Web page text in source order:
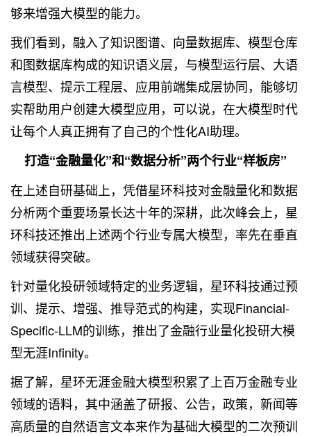
够来增强大模型的能力。
我们看到，融入了知识图谱、向量数据库、模型仓库
和图数据库构成的知识语义层，与模型运行层、大语
言模型、提示工程层、应用前端集成层协同，能够切
实帮助用户创建大模型应用，可以说，在大模型时代
让每个人真正拥有了自己的个性化AI助理。
打造“金融量化”和“数据分析”两个行业“样板房”
在上述自研基础上，凭借星环科技对金融量化和数据
分析两个重要场景长达十年的深耕，此次峰会上，星
环科技还推出上述两个行业专属大模型，率先在垂直
领域获得突破。
针对量化投研领域特定的业务逻辑，星环科技通过预
训、提示、增强、推导范式的构建，实现Financial-
Specific-LLM的训练，推出了金融行业量化投研大模
型无涯Infinity。
据了解，星环无涯金融大模型积累了上百万金融专业
领域的语料，其中涵盖了研报、公告，政策，新闻等
高质量的自然语言文本来作为基础大模型的二次预训